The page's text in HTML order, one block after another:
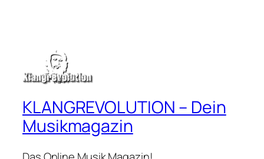
KLANGREVOLUTION – Dein
Musikmagazin